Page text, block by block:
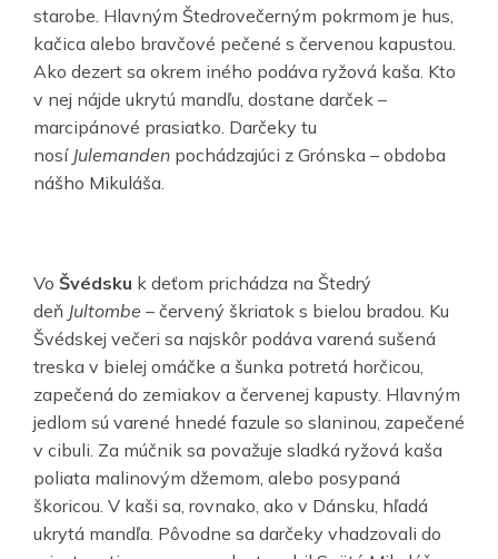
starobe. Hlavným Štedrovečerným pokrmom je hus,
kačica alebo bravčové pečené s červenou kapustou.
Ako dezert sa okrem iného podáva ryžová kaša. Kto
v nej nájde ukrytú mandľu, dostane darček –
marcipánové prasiatko. Darčeky tu
nosí Julemanden pochádzajúci z Grónska – obdoba
nášho Mikuláša.
Vo Švédsku k deťom prichádza na Štedrý
deň Jultombe –červený škriatok s bielou bradou. Ku
Švédskej večeri sa najskôr podáva varená sušená
treska v bielej omáčke a šunka potretá horčicou,
zapečená do zemiakov a červenej kapusty. Hlavným
jedlom sú varené hnedé fazule so slaninou, zapečené
v cibuli. Za múčnik sa považuje sladká ryžová kaša
poliata malinovým džemom, alebo posypaná
škoricou. V kaši sa, rovnako, ako v Dánsku, hľadá
ukrytá mandľa. Pôvodne sa darčeky vhadzovali do